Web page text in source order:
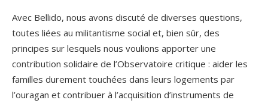
Avec Bellido, nous avons discuté de diverses questions,
toutes liées au militantisme social et, bien sûr, des
principes sur lesquels nous voulions apporter une
contribution solidaire de l’Observatoire critique : aider les
familles durement touchées dans leurs logements par
l’ouragan et contribuer à l’acquisition d’instruments de